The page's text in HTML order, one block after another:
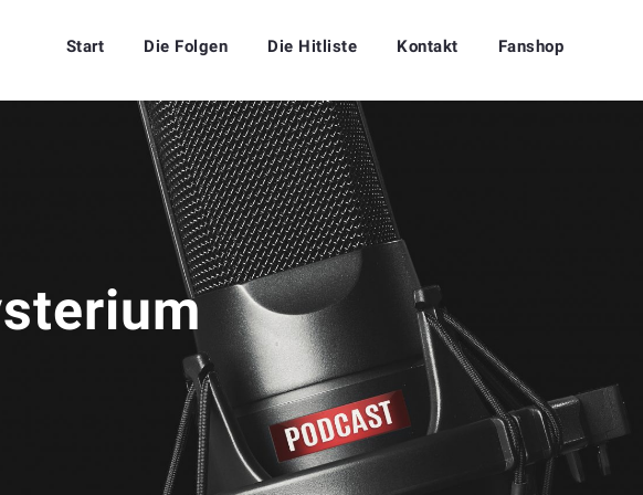
Start Die Folgen Die Hitliste Kontakt Fanshop